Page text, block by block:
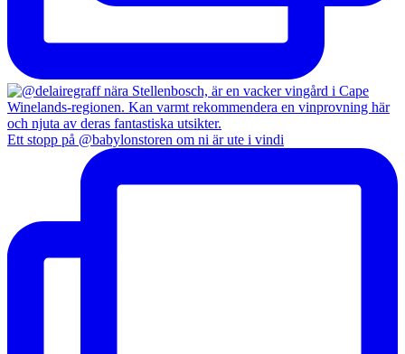
Ett stopp på @babylonstoren om ni är ute i vindi